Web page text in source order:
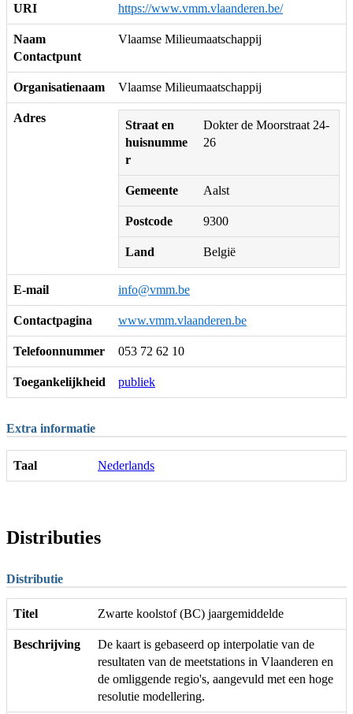
URI https://www.vmm.vlaanderen.be/
Naam
Contactpunt
Vlaamse Milieumaatschappij
Organisatienaam Vlaamse Milieumaatschappij
Adres
Straat en
huisnumme
r
Dokter de Moorstraat 24-
26
Gemeente Aalst
Postcode 9300
Land België
E-mail info@vmm.be
Contactpagina www.vmm.vlaanderen.be
Telefoonnummer 053 72 62 10
Toegankelijkheid publiek
Extra informatie
Taal Nederlands
Distributies
Distributie
Titel Zwarte koolstof (BC) jaargemiddelde
Beschrijving
De kaart is gebaseerd op interpolatie van de
resultaten van de meetstations in Vlaanderen en
de omliggende regio's, aangevuld met een hoge
resolutie modellering.